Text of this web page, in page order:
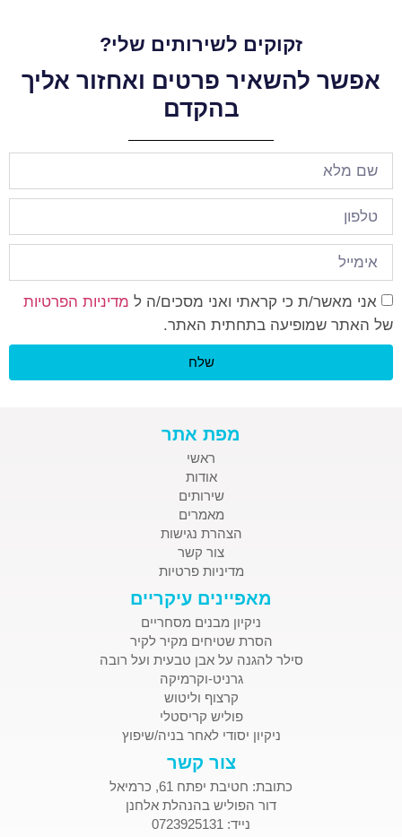
זקוקים לשירותים שלי?
אפשר להשאיר פרטים ואחזור אליך
בהקדם
אני מאשר/ת כי קראתי ואני מסכים/ה ל מדיניות הפרטיות
של האתר שמופיעה בתחתית האתר.
שלח
מפת אתר
ראשי
אודות
שירותים
מאמרים
הצהרת נגישות
צור קשר
מדיניות פרטיות
מאפיינים עיקריים
ניקיון מבנים מסחריים
הסרת שטיחים מקיר לקיר
סילר להגנה על אבן טבעית ועל רובה
גרניט-וקרמיקה
קרצוף וליטוש
פוליש קריסטלי
ניקיון יסודי לאחר בניה/שיפוץ
צור קשר
כתובת: חטיבת יפתח 61, כרמיאל
דור הפוליש בהנהלת אלחנן
נייד: 0723925131